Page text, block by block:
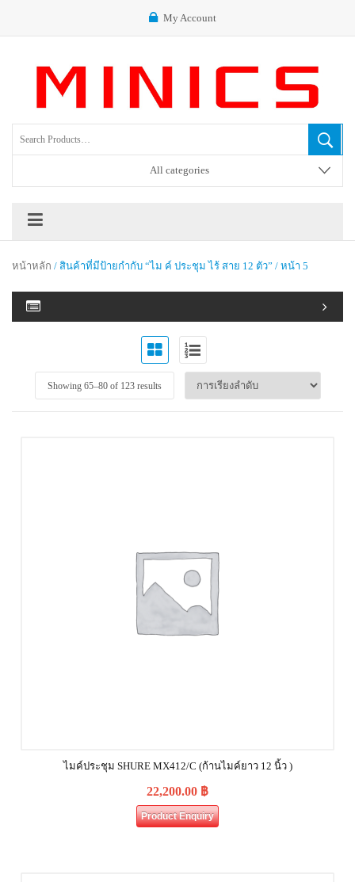
My Account
All categories
หน้าหลัก / สินค้าที่มีป้ายกำกับ “ไม ค์ ประชุม ไร้ สาย 12 ตัว” / หน้า 5
Showing 65–80of 123 results
ไมค์ประชุม SHURE MX412/C (ก้านไมค์ยาว 12 นิ้ว )
22,200.00 ฿
Product Enquiry